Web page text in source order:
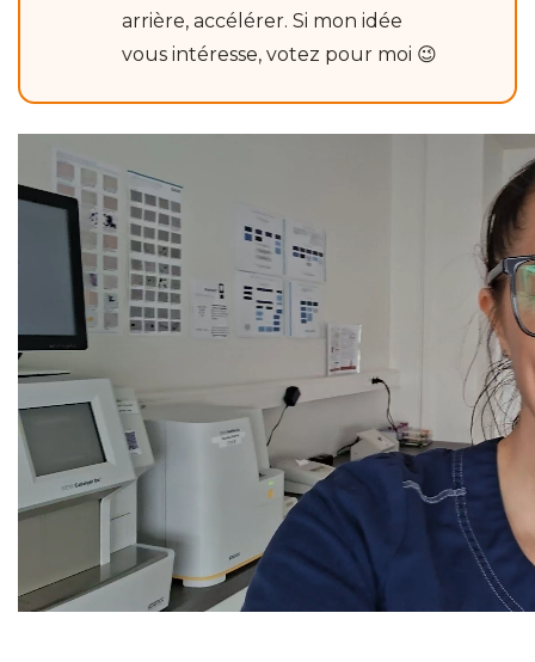
arrière, accélérer. Si mon idée
vous intéresse, votez pour moi 😉